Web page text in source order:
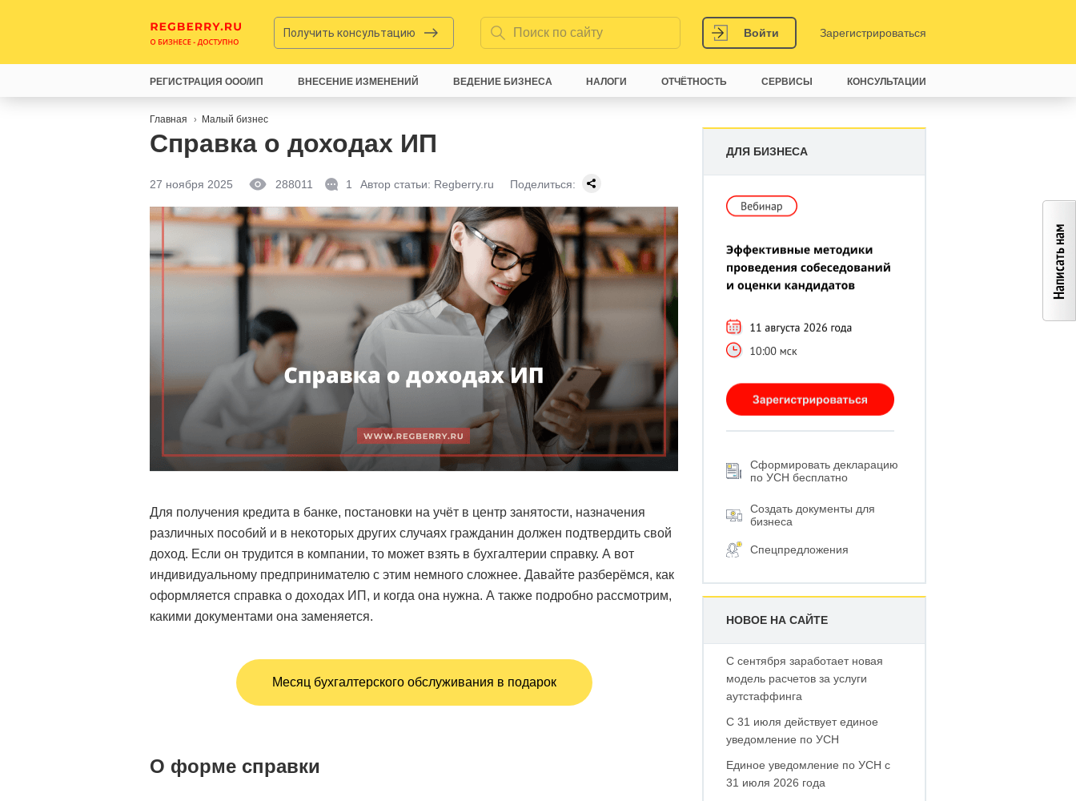
Получить консультацию Войти Зарегистрироваться
Главная Малый бизнес
Справка о доходах ИП
27 ноября 2025 288011 1 Автор статьи: Regberry.ru Поделиться:
Для получения кредита в банке, постановки на учёт в центр занятости, назначения
различных пособий и в некоторых других случаях гражданин должен подтвердить свой
доход. Если он трудится в компании, то может взять в бухгалтерии справку. А вот
индивидуальному предпринимателю с этим немного сложнее. Давайте разберёмся, как
оформляется справка о доходах ИП, и когда она нужна. А также подробно рассмотрим,
какими документами она заменяется.
Месяц бухгалтерского обслуживания в подарок
О форме справки
ДЛЯ БИЗНЕСА
Сформировать декларацию
по УСН бесплатно
Создать документы для
бизнеса
Спецпредложения
НОВОЕ НА САЙТЕ
С сентября заработает новая
модель расчетов за услуги
аутстаффинга
С 31 июля действует единое
уведомление по УСН
Единое уведомление по УСН с
31 июля 2026 года
РЕГИСТРАЦИЯ ООО/ИП ВНЕСЕНИЕ ИЗМЕНЕНИЙ ВЕДЕНИЕ БИЗНЕСА НАЛОГИ ОТЧЁТНОСТЬ СЕРВИСЫ КОНСУЛЬТАЦИИ